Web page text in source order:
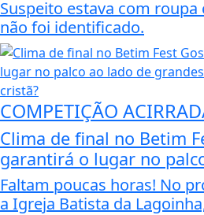
Suspeito estava com
não foi identificado.
COMPETIÇÃO
Clima de final no Betim
garantirá o lugar no
Faltam poucas horas! No
a Igreja Batista da